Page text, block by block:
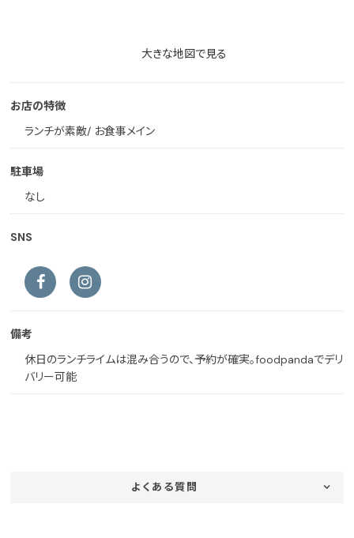
大きな地図で見る
お店の特徴
ランチが素敵/ お食事メイン
駐車場
なし
SNS
備考
休日のランチライムは混み合うので、予約が確実。foodpandaでデリ
バリー可能
よくある質問